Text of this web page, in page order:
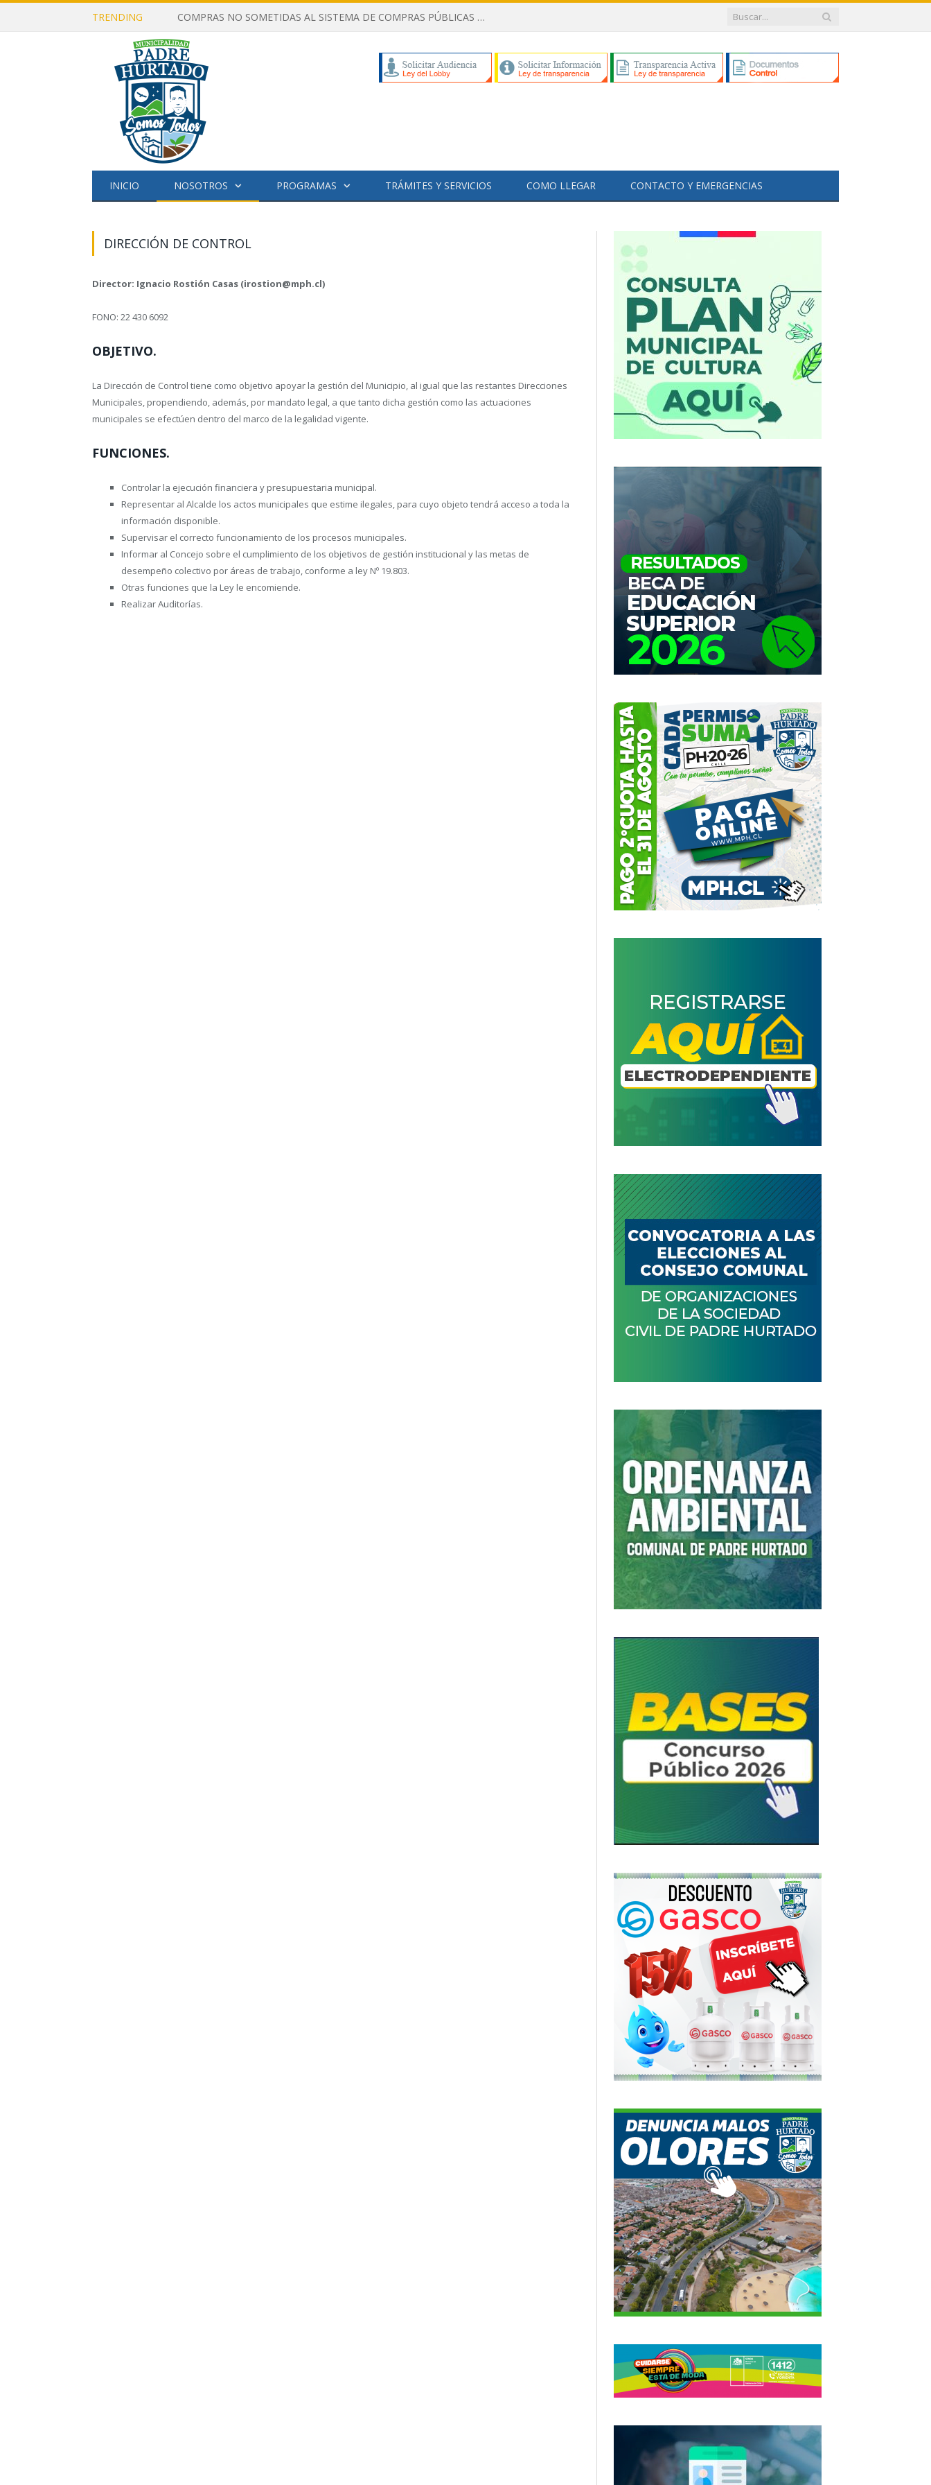
TRENDING taller sta rosa
INICIO NOSOTROS PROGRAMAS TRÁMITES Y SERVICIOS COMO LLEGAR CONTACTO Y EMERGENCIAS
DIRECCIÓN DE CONTROL
Director: Ignacio Rostión Casas (irostion@mph.cl)
FONO: 22 430 6092
OBJETIVO.
La Dirección de Control tiene como objetivo apoyar la gestión del Municipio, al igual que las restantes Direcciones
Municipales, propendiendo, además, por mandato legal, a que tanto dicha gestión como las actuaciones
municipales se efectúen dentro del marco de la legalidad vigente.
FUNCIONES.
Controlar la ejecución financiera y presupuestaria municipal.
Representar al Alcalde los actos municipales que estime ilegales, para cuyo objeto tendrá acceso a toda la
información disponible.
Supervisar el correcto funcionamiento de los procesos municipales.
Informar al Concejo sobre el cumplimiento de los objetivos de gestión institucional y las metas de
desempeño colectivo por áreas de trabajo, conforme a ley Nº 19.803.
Otras funciones que la Ley le encomiende.
Realizar Auditorías.